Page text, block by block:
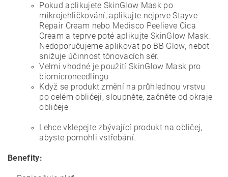
Pokud aplikujete SkinGlow Mask po
mikrojehličkování, aplikujte nejprve Stayve
Repair Cream nebo Medisco Peelieve Cica
Cream a teprve poté aplikujte SkinGlow Mask.
Nedoporučujeme aplikovat po BB Glow, neboť
snižuje účinnost tónovacích sér.
Velmi vhodné je použití SkinGlow Mask pro
biomicroneedlingu
Když se produkt změní na průhlednou vrstvu
po celém obličeji, sloupněte, začněte od okraje
obličeje
Lehce vklepejte zbývající produkt na obličej,
abyste pomohli vstřebání.
Benefity: